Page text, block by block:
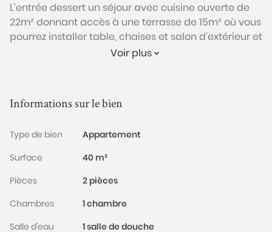
L’entrée dessert un séjour avec cuisine ouverte de
22m² donnant accès à une terrasse de 15m² où vous
pourrez installer table, chaises et salon d’extérieur et
qui se prolonge par un jardin privatif de 22m². La
récente livrée en 2019 conçue par l’architecte Kengo
Kuma mêlant lignes modernes et élégantes et
dessiné par Michel Desvigne. Elle offre des
prestations haut de gamme et des finitions
impeccables : isolation thermique et phonique
performante, ...
Voir plus
Informations sur le bien
Type de bien
Appartement
Surface
40 m²
Pièces
2 pièces
Chambres
1 chambre
Salle d'eau
1 salle de douche